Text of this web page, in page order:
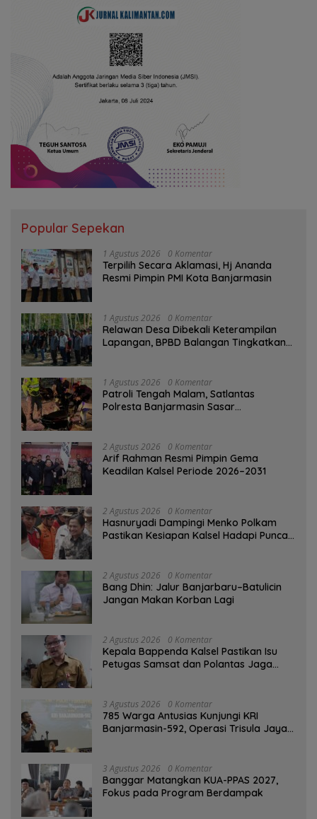
Popular Sepekan
1 Agustus 2026 0 Komentar
‎Terpilih Secara Aklamasi, Hj Ananda
Resmi Pimpin PMI Kota Banjarmasin
1 Agustus 2026 0 Komentar
Relawan Desa Dibekali Keterampilan
Lapangan, BPBD Balangan Tingkatkan
1 Agustus 2026 0 Komentar
Patroli Tengah Malam, Satlantas
Polresta Banjarmasin Sasar
2 Agustus 2026 0 Komentar
Arif Rahman Resmi Pimpin Gema
Keadilan Kalsel Periode 2026–2031
2 Agustus 2026 0 Komentar
Hasnuryadi Dampingi Menko Polkam
Pastikan Kesiapan Kalsel Hadapi Puncak
2 Agustus 2026 0 Komentar
Bang Dhin: Jalur Banjarbaru–Batulicin
Jangan Makan Korban Lagi
2 Agustus 2026 0 Komentar
Kepala Bappenda Kalsel Pastikan Isu
Petugas Samsat dan Polantas Jaga
3 Agustus 2026 0 Komentar
785 Warga Antusias Kunjungi KRI
Banjarmasin-592, Operasi Trisula Jaya
3 Agustus 2026 0 Komentar
‎Banggar Matangkan KUA-PPAS 2027,
Fokus pada Program Berdampak